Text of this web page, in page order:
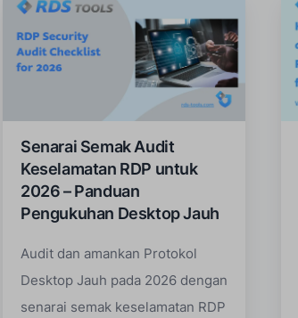
Senarai Semak Audit
Keselamatan RDP untuk
2026 – Panduan
Pengukuhan Desktop Jauh
Audit dan amankan Protokol
Desktop Jauh pada 2026 dengan
senarai semak keselamatan RDP